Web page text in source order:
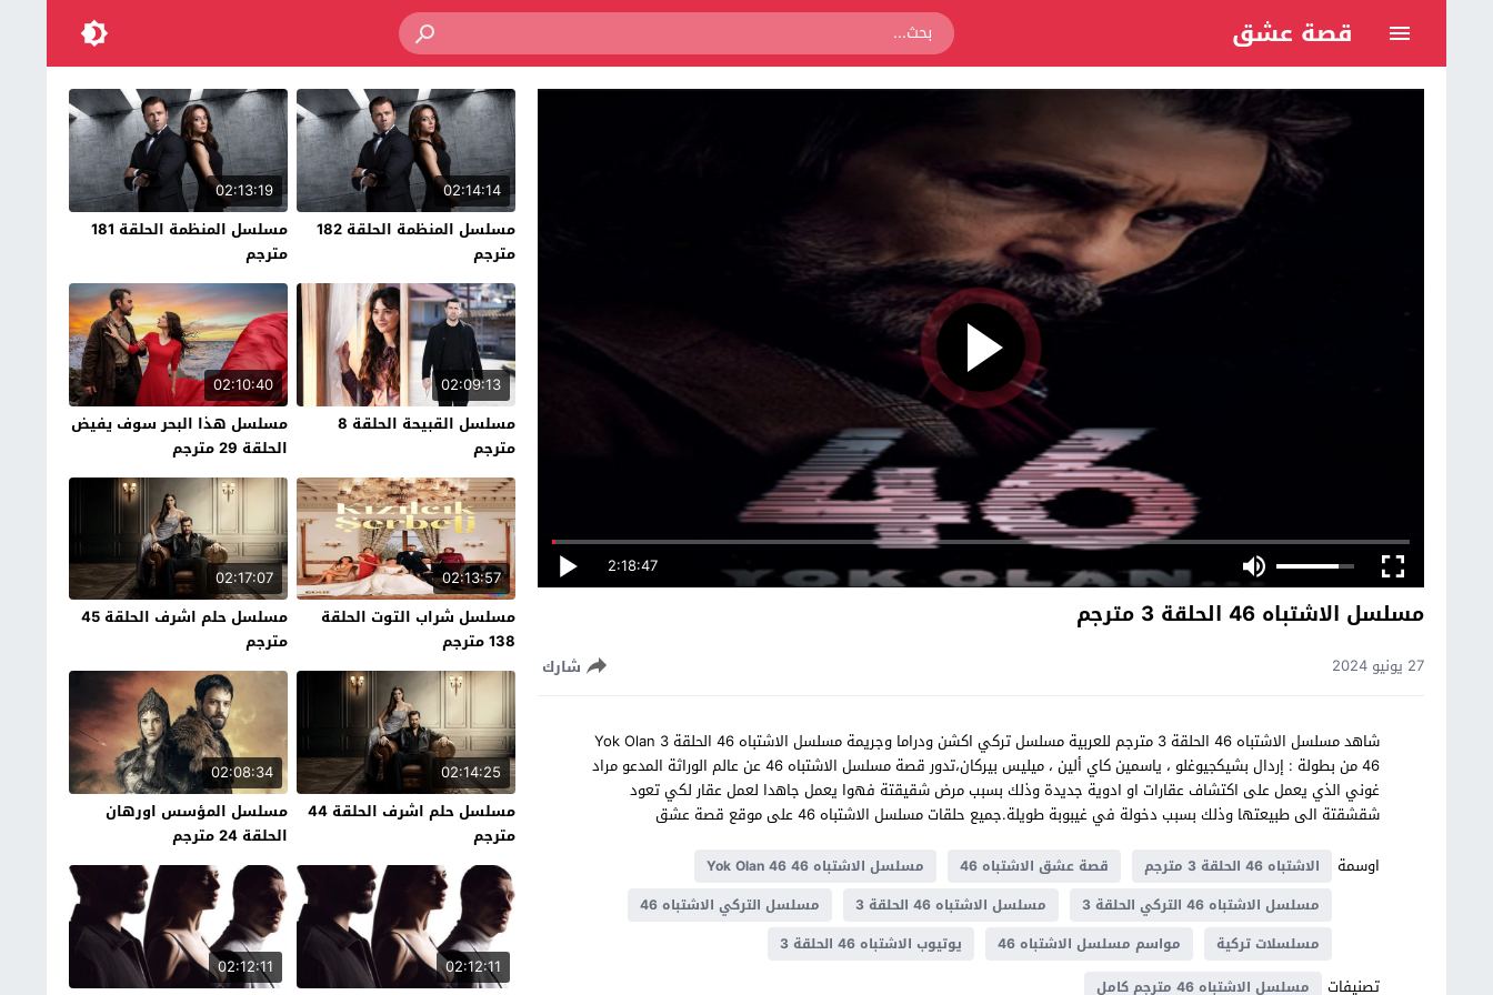
قصة عشق
2:18:47
مسلسل الاشتباه 46 الحلقة 3 مترجم
27 يونيو 2024 شارك
شاهد مسلسل الاشتباه 46 الحلقة 3 مترجم للعربية مسلسل تركي اكشن ودراما وجريمة مسلسل الاشتباه 46 الحلقة 3 Yok Olan
46 من بطولة : إردال بشيكجيوغلو ، ياسمين كاي ألين ، ميليس بيركان،تدور قصة مسلسل الاشتباه 46 عن عالم الوراثة المدعو مراد
غوني الذي يعمل على اكتشاف عقارات او ادوية جديدة وذلك بسبب مرض شقيقتة فهوا يعمل جاهدا لعمل عقار لكي تعود
شقشقتة الى طبيعتها وذلك بسبب دخولة في غيبوبة طويلة.جميع حلقات مسلسل الاشتباه 46 على موقع قصة عشق
اوسمة
الاشتباه 46 الحلقة 3 مترجم قصة عشق الاشتباه 46
مسلسل الاشتباه 46 Yok Olan 46
مسلسل الاشتباه 46 التركي الحلقة 3
مسلسل الاشتباه 46 الحلقة 3
مسلسل التركي الاشتباه 46
مسلسلات تركية
مواسم مسلسل الاشتباه 46 يوتيوب الاشتباه 46 الحلقة 3
تصنيفات مسلسل الاشتباه 46 مترجم كامل
02:14:14
مسلسل المنظمة الحلقة 182
مترجم
02:13:19
مسلسل المنظمة الحلقة 181
مترجم
02:09:13
مسلسل القبيحة الحلقة 8
مترجم
02:10:40
مسلسل هذا البحر سوف يفيض
الحلقة 29 مترجم
02:13:57
مسلسل شراب التوت الحلقة
138 مترجم
02:17:07
مسلسل حلم اشرف الحلقة 45
مترجم
02:14:25
مسلسل حلم اشرف الحلقة 44
مترجم
02:08:34
مسلسل المؤسس اورهان
الحلقة 24 مترجم
02:12:11
02:12:11